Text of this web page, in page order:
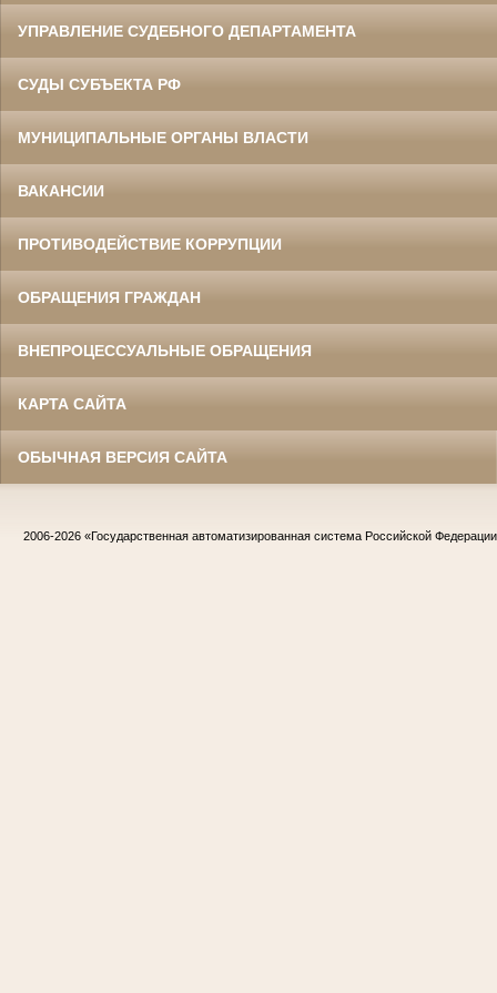
УПРАВЛЕНИЕ СУДЕБНОГО ДЕПАРТАМЕНТА
СУДЫ СУБЪЕКТА РФ
МУНИЦИПАЛЬНЫЕ ОРГАНЫ ВЛАСТИ
ВАКАНСИИ
ПРОТИВОДЕЙСТВИЕ КОРРУПЦИИ
ОБРАЩЕНИЯ ГРАЖДАН
ВНЕПРОЦЕССУАЛЬНЫЕ ОБРАЩЕНИЯ
КАРТА САЙТА
ОБЫЧНАЯ ВЕРСИЯ САЙТА
2006-2026 «Государственная автоматизированная система Российской